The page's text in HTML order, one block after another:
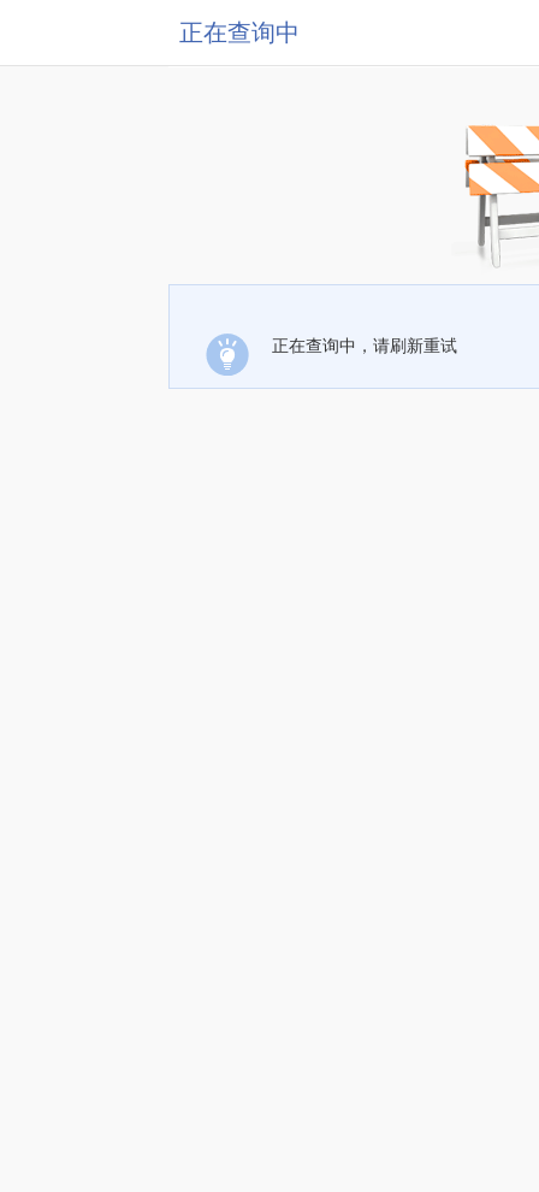
正在查询中
正在查询中，请刷新重试